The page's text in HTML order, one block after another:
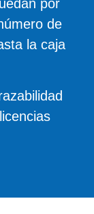
por
de
la caja